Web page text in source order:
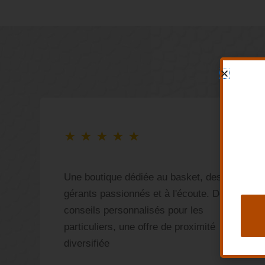
★ ★ ★ ★ ★
Une boutique dédiée au basket, des
gérants passionnés et à l'écoute. Des
conseils personnalisés pour les
particuliers, une offre de proximité
diversifiée